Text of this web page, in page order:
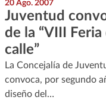
20 Ago. 2007
Juventud
de la “VIII
calle”
La Concejalía de
convoca, por segundo
diseño del…